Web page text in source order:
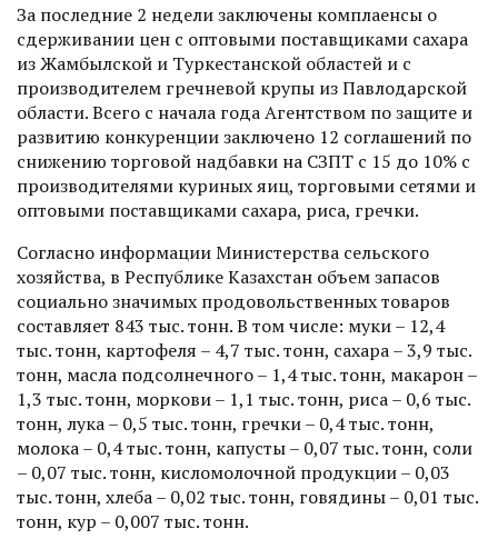
За последние 2 недели заключены комплаенсы о
сдерживании цен с оптовыми поставщиками сахара
из Жамбылской и Туркестанской областей и с
производителем гречневой крупы из Павлодарской
области. Всего с начала года Агентством по защите и
развитию конкуренции заключено 12 соглашений по
снижению торговой надбавки на СЗПТ с 15 до 10% с
производителями куриных яиц, торговыми сетями и
оптовыми поставщиками сахара, риса, гречки.
Согласно информации Министерства сельского
хозяйства, в Республике Казахстан объем запасов
социально значимых продовольственных товаров
составляет 843 тыс. тонн. В том числе: муки – 12,4
тыс. тонн, картофеля – 4,7 тыс. тонн, сахара – 3,9 тыс.
тонн, масла подсолнечного – 1,4 тыс. тонн, макарон –
1,3 тыс. тонн, моркови – 1,1 тыс. тонн, риса – 0,6 тыс.
тонн, лука – 0,5 тыс. тонн, гречки – 0,4 тыс. тонн,
молока – 0,4 тыс. тонн, капусты – 0,07 тыс. тонн, соли
– 0,07 тыс. тонн, кисломолочной продукции – 0,03
тыс. тонн, хлеба – 0,02 тыс. тонн, говядины – 0,01 тыс.
тонн, кур – 0,007 тыс. тонн.